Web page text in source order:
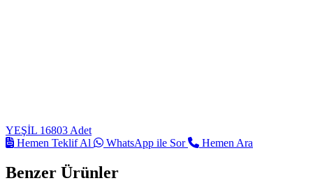
YEŞİL 16803 Adet
Hemen Teklif Al
WhatsApp ile Sor Hemen Ara
Benzer Ürünler